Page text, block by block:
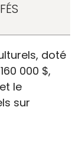
doté
000 $,
le
sur